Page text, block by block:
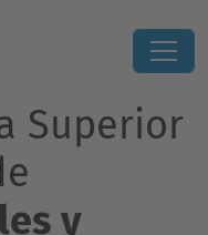
Superior
y